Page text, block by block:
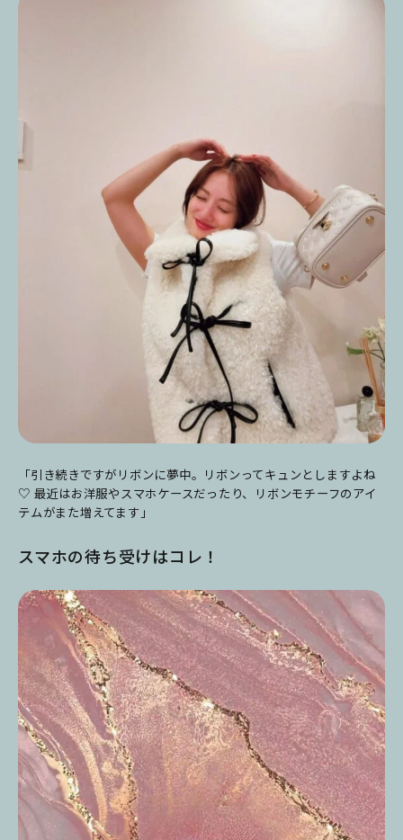
「引き続きですがリボンに夢中。リボンってキュンとしますよね
♡ 最近はお洋服やスマホケースだったり、リボンモチーフのアイ
テムがまた増えてます」
スマホの待ち受けはコレ！